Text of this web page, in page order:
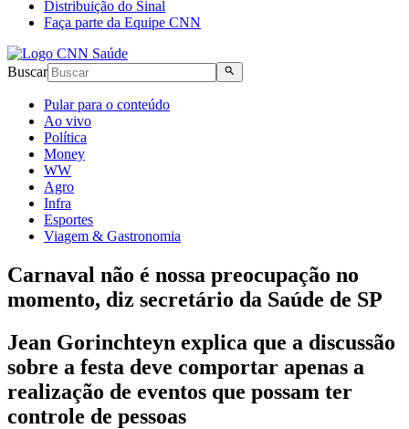
Distribuição do Sinal
Faça parte da Equipe CNN
Buscar
Pular para o conteúdo
Ao vivo
Política
Money
WW
Agro
Infra
Esportes
Viagem & Gastronomia
Carnaval não é nossa preocupação no
momento, diz secretário da Saúde de SP
Jean Gorinchteyn explica que a discussão
sobre a festa deve comportar apenas a
realização de eventos que possam ter
controle de pessoas